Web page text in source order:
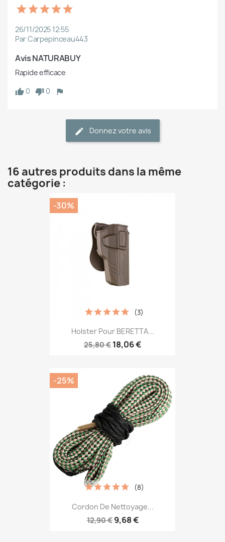
26/11/2025 12:55
Par Carpepinceau443
Avis NATURABUY
Rapide efficace
0
0
Donnez votre avis
16 autres produits dans la même
catégorie :
Holster Pour BERETTA...
25,80 € 18,06 €
(3)
-30%
Cordon De Nettoyage...
12,90 € 9,68 €
(8)
-25%